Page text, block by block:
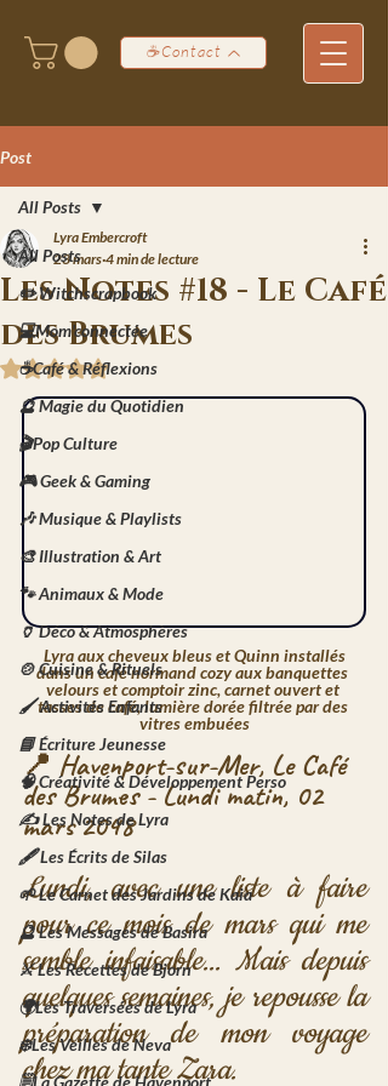
☕Contact
Post
All Posts
✏️ Witchscrapbook
💻Mom'connectée
☕Café & Réflexions
🔮 Magie du Quotidien
🎬Pop Culture
🎮 Geek & Gaming
🎶 Musique & Playlists
🎨 Illustration & Art
🐾 Animaux & Mode
🏺 Déco & Atmosphères
🍲 Cuisine & Rituels
🖌️ Activités Enfants
📘 Écriture Jeunesse
🧠 Créativité & Développement Perso
✍️ Les Notes de Lyra
🖋️ Les Écrits de Silas
🌱 Le Carnet des Jardins de Kaia
🔮 Les Messages de Basira
⚔️ Les Recettes de Bjorn
🌍Les Traversées de Lyra
❄️Les Veilles de Neva
All Posts
Les Notes #18 - Le Café
des Brumes
Lyra Embercroft
23 mars 4 min de lecture
Noté NaN étoiles sur 5.
Lyra aux cheveux bleus et Quinn installés
dans un café normand cozy aux banquettes
velours et comptoir zinc, carnet ouvert et
tasses de café, lumière dorée filtrée par des
vitres embuées
📍 Havenport-sur-Mer, Le Café
des Brumes - Lundi matin, 02
mars 2048
Lundi, avec une liste à faire
pour ce mois de mars qui me
semble infaisable... Mais depuis
quelques semaines, je repousse la
préparation de mon voyage
chez ma tante Zara.